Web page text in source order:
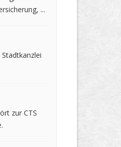
...
zur CTS